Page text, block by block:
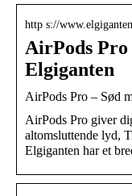
http s://
AirPods Pro
Elgiganten
AirPods Pro – Sød
AirPods Pro giver
altomsluttende lyd,
Elgiganten har et